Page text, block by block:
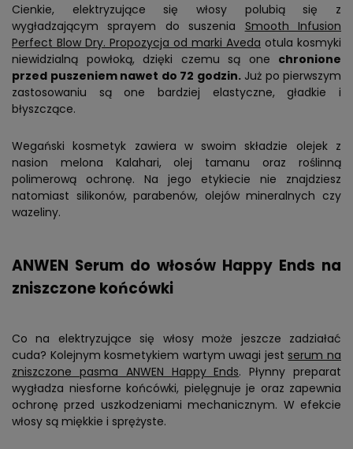
Cienkie, elektryzujące się włosy polubią się z
wygładzającym sprayem do suszenia Smooth Infusion
Perfect Blow Dry. Propozycja od marki Aveda otula kosmyki
niewidzialną powłoką, dzięki czemu są one chronione
przed puszeniem nawet do 72 godzin.Już po pierwszym
zastosowaniu są one bardziej elastyczne, gładkie i
błyszczące.
Wegański kosmetyk zawiera w swoim składzie olejek z
nasion melona Kalahari, olej tamanu oraz roślinną
polimerową ochronę. Na jego etykiecie nie znajdziesz
natomiast silikonów, parabenów, olejów mineralnych czy
wazeliny.
ANWEN Serum do włosów Happy Ends na
zniszczone końcówki
Co na elektryzujące się włosy może jeszcze zadziałać
cuda? Kolejnym kosmetykiem wartym uwagi jest serum na
zniszczone pasma ANWEN Happy Ends. Płynny preparat
wygładza niesforne końcówki, pielęgnuje je oraz zapewnia
ochronę przed uszkodzeniami mechanicznym. W efekcie
włosy są miękkie i sprężyste.